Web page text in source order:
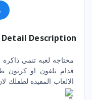
Detail Description
محتاجه لعبه تنمي
قدام تلفون او كرتون
الالعاب المفيده لطفلك